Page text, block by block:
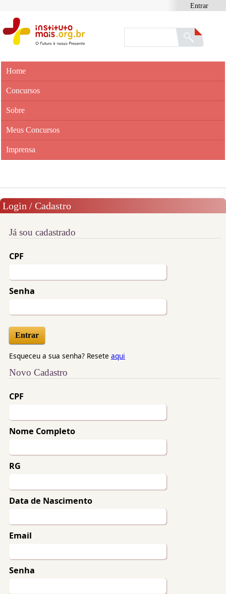
Entrar
Home
Concursos
Sobre
Meus Concursos
Imprensa
Login / Cadastro
Já sou cadastrado
CPF
Senha
Esqueceu a sua senha? Resete aqui
Novo Cadastro
CPF
Nome Completo
RG
Data de Nascimento
Email
Senha